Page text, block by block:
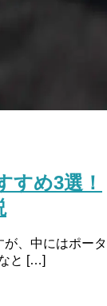
すめ3選！
、中にはポータ
と […]